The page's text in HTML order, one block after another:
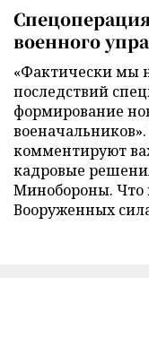
военного
«Фактически мы
последствий
формирование
комментируют
кадровые
Минобороны. Что
Вооруженных